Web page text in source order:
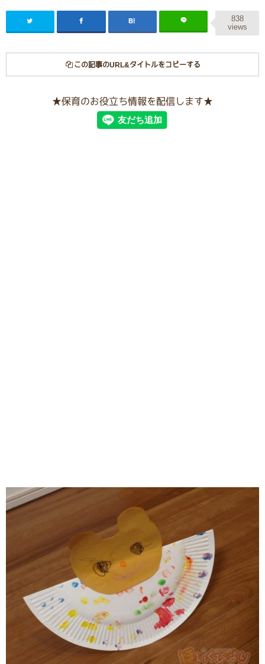
838
views
この記事のURL&タイトルをコピーする
★保育のお役立ち情報を配信します★